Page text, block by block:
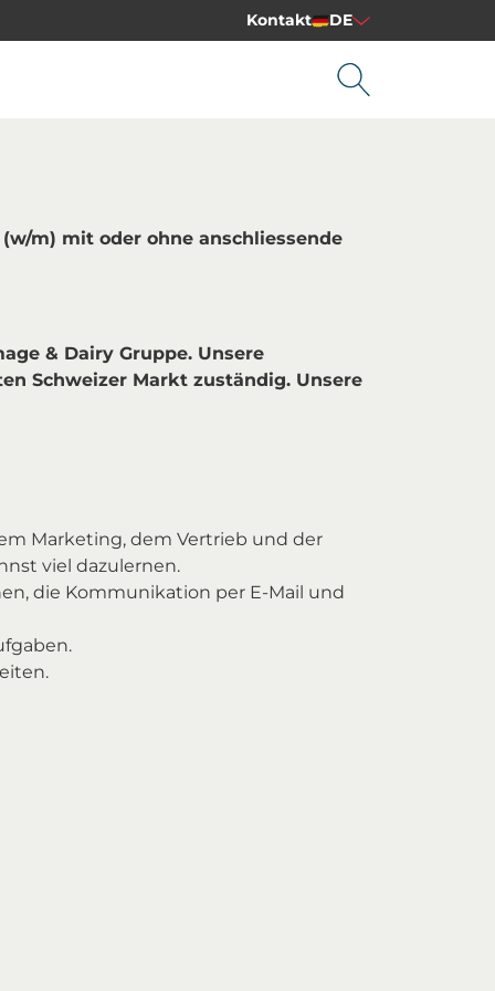
Kontakt DE
m) mit oder ohne anschliessende
& Dairy Gruppe. Unsere
Schweizer Markt zuständig. Unsere
Marketing, dem Vertrieb und der
viel dazulernen.
die Kommunikation per E-Mail und